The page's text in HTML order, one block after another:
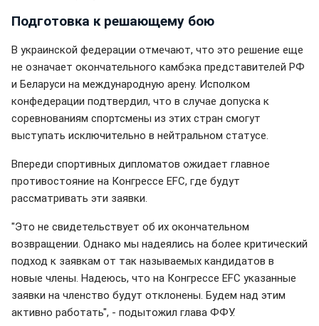
Подготовка к решающему бою
В украинской федерации отмечают, что это решение еще
не означает окончательного камбэка представителей РФ
и Беларуси на международную арену. Исполком
конфедерации подтвердил, что в случае допуска к
соревнованиям спортсмены из этих стран смогут
выступать исключительно в нейтральном статусе.
Впереди спортивных дипломатов ожидает главное
противостояние на Конгрессе EFC, где будут
рассматривать эти заявки.
"Это не свидетельствует об их окончательном
возвращении. Однако мы надеялись на более критический
подход к заявкам от так называемых кандидатов в
новые члены. Надеюсь, что на Конгрессе EFC указанные
заявки на членство будут отклонены. Будем над этим
активно работать", - подытожил глава ФФУ.